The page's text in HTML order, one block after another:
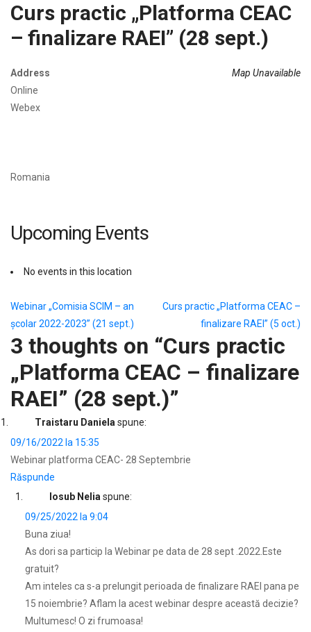
Curs practic „Platforma CEAC
– finalizare RAEI” (28 sept.)
Map Unavailable
Address
Online
Webex
Romania
Upcoming Events
No events in this location
Navigare
în
articole
Webinar „Comisia SCIM – an
școlar 2022-2023” (21 sept.)
Curs practic „Platforma CEAC –
finalizare RAEI” (5 oct.)
3 thoughts on “Curs practic
„Platforma CEAC – finalizare
RAEI” (28 sept.)”
Traistaru Daniela spune:
09/16/2022 la 15:35
Webinar platforma CEAC- 28 Septembrie
Răspunde
Iosub Nelia spune:
09/25/2022 la 9:04
Buna ziua!
As dori sa particip la Webinar pe data de 28 sept .2022.Este
gratuit?
Am inteles ca s-a prelungit perioada de finalizare RAEI pana pe
15 noiembrie? Aflam la acest webinar despre această decizie?
Multumesc! O zi frumoasa!